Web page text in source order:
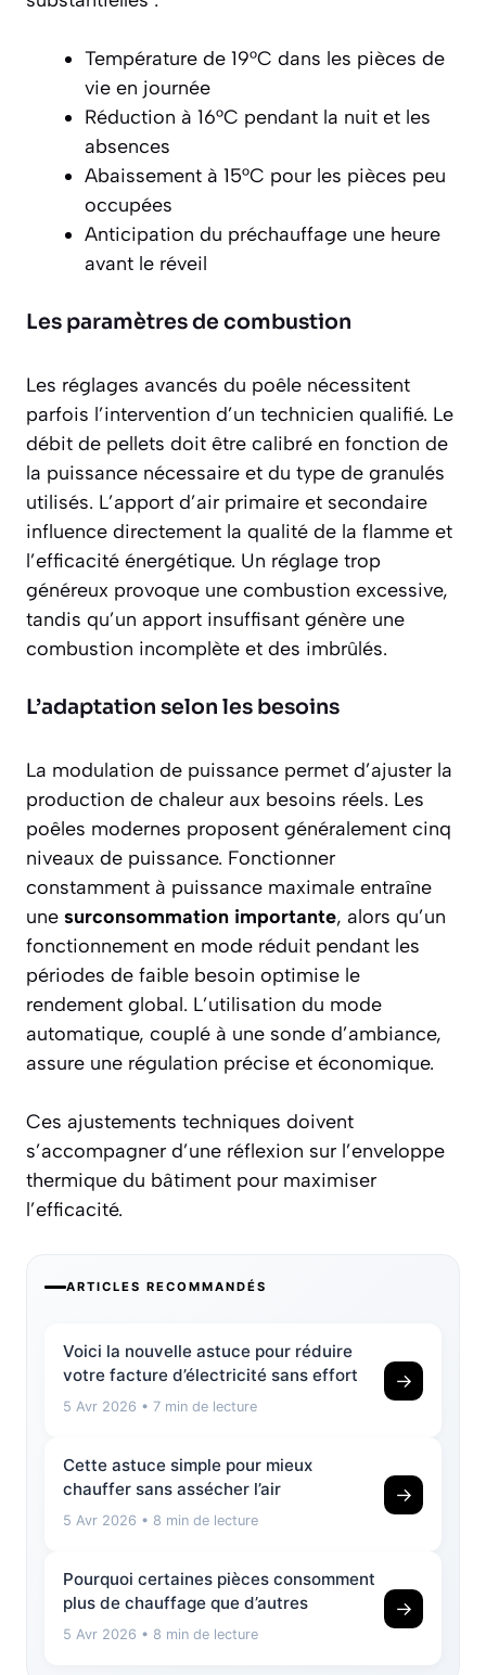
Température de 19°C dans les pièces de
vie en journée
Réduction à 16°C pendant la nuit et les
absences
Abaissement à 15°C pour les pièces peu
occupées
Anticipation du préchauffage une heure
avant le réveil
Les paramètres de combustion
Les réglages avancés du poêle nécessitent
parfois l’intervention d’un technicien qualifié. Le
débit de pellets doit être calibré en fonction de
la puissance nécessaire et du type de granulés
utilisés. L’apport d’air primaire et secondaire
influence directement la qualité de la flamme et
l’efficacité énergétique. Un réglage trop
généreux provoque une combustion excessive,
tandis qu’un apport insuffisant génère une
combustion incomplète et des imbrûlés.
L’adaptation selon les besoins
La modulation de puissance permet d’ajuster la
production de chaleur aux besoins réels. Les
poêles modernes proposent généralement cinq
niveaux de puissance. Fonctionner
constamment à puissance maximale entraîne
une surconsommation importante, alors qu’un
fonctionnement en mode réduit pendant les
périodes de faible besoin optimise le
rendement global. L’utilisation du mode
automatique, couplé à une sonde d’ambiance,
assure une régulation précise et économique.
Ces ajustements techniques doivent
s’accompagner d’une réflexion sur l’enveloppe
thermique du bâtiment pour maximiser
l’efficacité.
ARTICLES RECOMMANDÉS
Voici la nouvelle astuce pour réduire
votre facture d’électricité sans effort
5 Avr 2026 • 7 min de lecture
→
Cette astuce simple pour mieux
chauffer sans assécher l’air
5 Avr 2026 • 8 min de lecture
→
Pourquoi certaines pièces consomment
plus de chauffage que d’autres
5 Avr 2026 • 8 min de lecture
→